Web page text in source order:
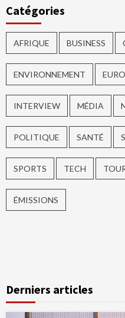
Catégories
AFRIQUE BUSINESS
ENVIRONNEMENT
INTERVIEW MÉDIA
POLITIQUE SANTÉ
SPORTS TECH
ÉMISSIONS
Derniers articles